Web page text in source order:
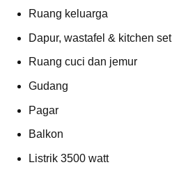
Ruang keluarga
Dapur, wastafel & kitchen set
Ruang cuci dan jemur
Gudang
Pagar
Balkon
Listrik 3500 watt